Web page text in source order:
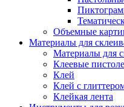
Объемные
Материалы для
Материалы для
Клеевые
Клей
Клей с
Клейкая лента